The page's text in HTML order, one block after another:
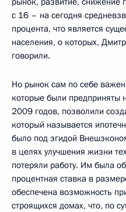
с 16 – на сегодня
процента, что является
населения, о которых,
говорили.
Но рынок сам по себе
которые были предприняты
2009 годов, позволили
который называется
было под эгидой
в целях улучшения жизни
потеряли работу. Им была
процентная ставка в
обеспечена возможность
строящихся домах, что, по